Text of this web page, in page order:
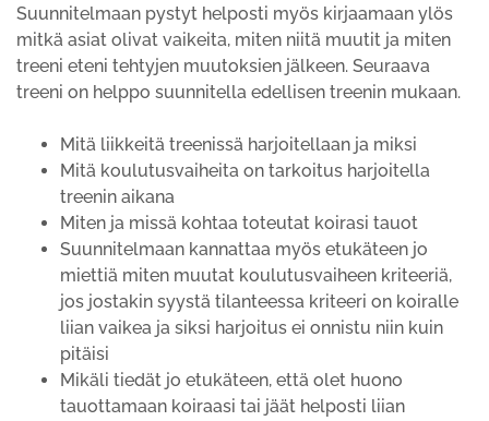
Suunnitelmaan pystyt helposti myös kirjaamaan ylös
mitkä asiat olivat vaikeita, miten niitä muutit ja miten
treeni eteni tehtyjen muutoksien jälkeen. Seuraava
treeni on helppo suunnitella edellisen treenin mukaan.
Mitä liikkeitä treenissä harjoitellaan ja miksi
Mitä koulutusvaiheita on tarkoitus harjoitella
treenin aikana
Miten ja missä kohtaa toteutat koirasi tauot
Suunnitelmaan kannattaa myös etukäteen jo
miettiä miten muutat koulutusvaiheen kriteeriä,
jos jostakin syystä tilanteessa kriteeri on koiralle
liian vaikea ja siksi harjoitus ei onnistu niin kuin
pitäisi
Mikäli tiedät jo etukäteen, että olet huono
tauottamaan koiraasi tai jäät helposti liian